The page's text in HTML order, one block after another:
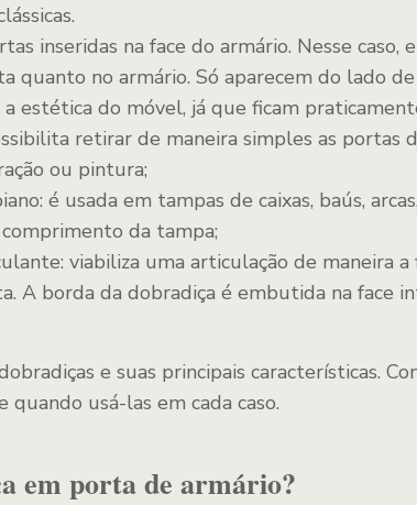
inseridas na face do armário. Nesse caso,
quanto no armário. Só aparecem do lado
estética do móvel, já que ficam
retirar de maneira simples as portas
ou pintura;
é usada em tampas de caixas, baús,
da tampa;
viabiliza uma articulação de maneira a
A borda da dobradiça é embutida na face
e suas principais características.
usá-las em cada caso.
em porta de armário?